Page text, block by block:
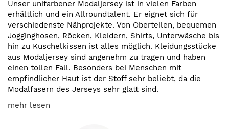
Unser unifarbener Modaljersey ist in vielen Farben
erhältlich und ein Allroundtalent. Er eignet sich für
verschiedenste Nähprojekte. Von Oberteilen, bequemen
Jogginghosen, Röcken, Kleidern, Shirts, Unterwäsche bis
hin zu Kuschelkissen ist alles möglich. Kleidungsstücke
aus Modaljersey sind angenehm zu tragen und haben
einen tollen Fall. Besonders bei Menschen mit
empfindlicher Haut ist der Stoff sehr beliebt, da die
Modalfasern des Jerseys sehr glatt sind.
mehr lesen